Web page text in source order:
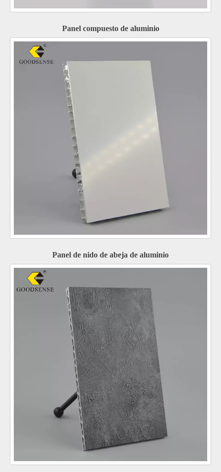
Panel compuesto de aluminio
Panel de nido de abeja de aluminio